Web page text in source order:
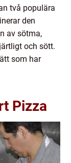
två populära
den
av sötma,
och sött.
som har
Pizza